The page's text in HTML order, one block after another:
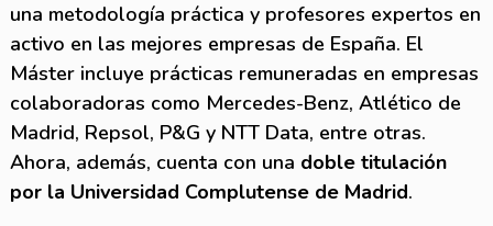
una metodología práctica y profesores expertos en
activo en las mejores empresas de España. El
Máster incluye prácticas remuneradas en empresas
colaboradoras como Mercedes-Benz, Atlético de
Madrid, Repsol, P&G y NTT Data, entre otras.
Ahora, además, cuenta con una doble titulación
por la Universidad Complutense de Madrid.